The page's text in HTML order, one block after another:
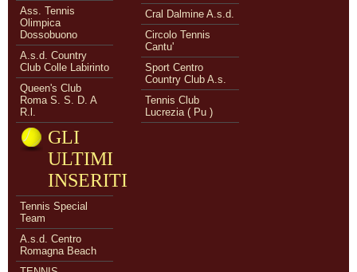
Ass. Tennis
Olimpica
Dossobuono
A.s.d. Country
Club Colle Labirinto
Queen's Club
Roma S. S. D. A
R.l.
Cral Dalmine A.s.d.
Circolo Tennis
Cantu'
Sport Centro
Country Club A.s.
Tennis Club
Lucrezia ( Pu )
GLI
ULTIMI
INSERITI
Tennis Special
Team
A.s.d. Centro
Romagna Beach